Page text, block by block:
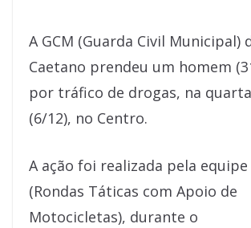
A GCM (Guarda Civil Municipal)
Caetano prendeu um homem
por tráfico de drogas, na
(6/12), no Centro.
A ação foi realizada pela
(Rondas Táticas com Apoio de
Motocicletas), durante o